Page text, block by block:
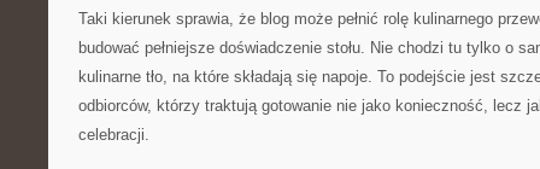
Taki kierunek sprawia, że blog może pełnić rolę kulinarnego
budować pełniejsze doświadczenie stołu. Nie chodzi tu tylko o
kulinarne tło, na które składają się napoje. To podejście jest
odbiorców, którzy traktują gotowanie nie jako konieczność, lecz
celebracji.